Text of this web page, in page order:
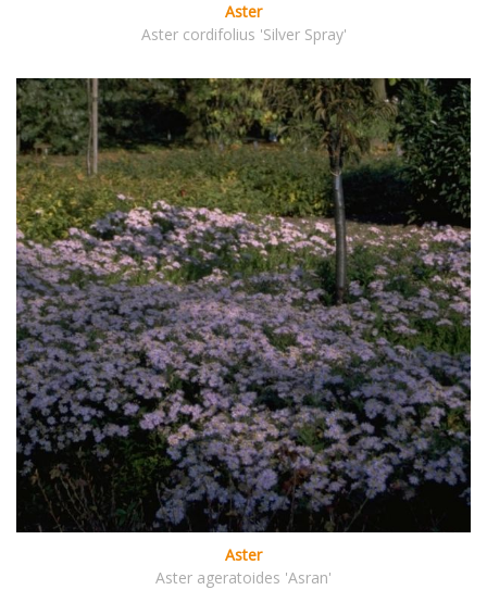
Aster
Aster cordifolius 'Silver Spray'
Aster
Aster ageratoides 'Asran'